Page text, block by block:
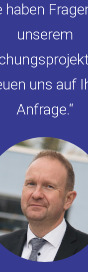
haben
unserem
uns auf
Anfrage.“